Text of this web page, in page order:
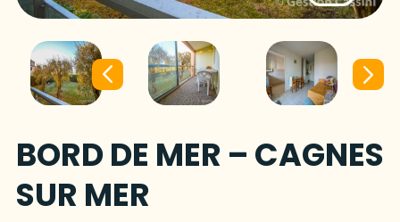
BORD DE MER – CAGNES
SUR MER